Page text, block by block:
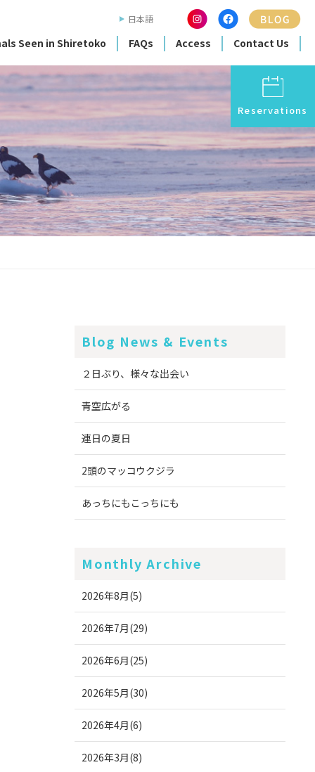
Seen in Shiretoko FAQs Access Contact Us
日本語
Reservations
Blog News & Events
２日ぶり、様々な出会い
青空広がる
連日の夏日
2頭のマッコウクジラ
あっちにもこっちにも
Monthly Archive
2026年8月(5)
2026年7月(29)
2026年6月(25)
2026年5月(30)
2026年4月(6)
2026年3月(8)